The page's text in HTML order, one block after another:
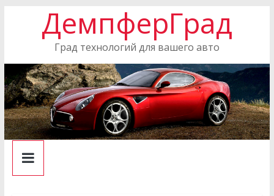
ДемпферГрад
Град технологий для вашего авто